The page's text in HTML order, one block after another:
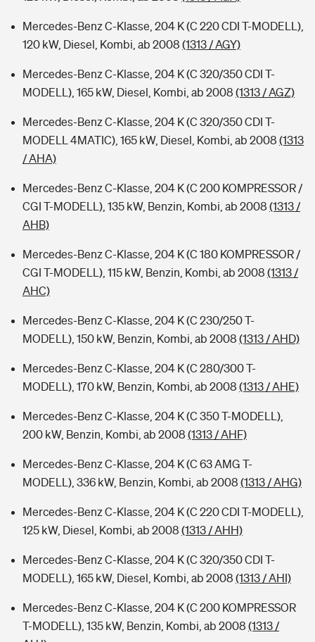
Mercedes-Benz C-Klasse, 204 K (C 220 CDI T-MODELL),
120 kW, Diesel, Kombi, ab 2008 (1313 / AGY)
Mercedes-Benz C-Klasse, 204 K (C 320/350 CDI T-
MODELL), 165 kW, Diesel, Kombi, ab 2008 (1313 / AGZ)
Mercedes-Benz C-Klasse, 204 K (C 320/350 CDI T-
MODELL 4MATIC), 165 kW, Diesel, Kombi, ab 2008 (1313
/ AHA)
Mercedes-Benz C-Klasse, 204 K (C 200 KOMPRESSOR /
CGI T-MODELL), 135 kW, Benzin, Kombi, ab 2008 (1313 /
AHB)
Mercedes-Benz C-Klasse, 204 K (C 180 KOMPRESSOR /
CGI T-MODELL), 115 kW, Benzin, Kombi, ab 2008 (1313 /
AHC)
Mercedes-Benz C-Klasse, 204 K (C 230/250 T-
MODELL), 150 kW, Benzin, Kombi, ab 2008 (1313 / AHD)
Mercedes-Benz C-Klasse, 204 K (C 280/300 T-
MODELL), 170 kW, Benzin, Kombi, ab 2008 (1313 / AHE)
Mercedes-Benz C-Klasse, 204 K (C 350 T-MODELL),
200 kW, Benzin, Kombi, ab 2008 (1313 / AHF)
Mercedes-Benz C-Klasse, 204 K (C 63 AMG T-
MODELL), 336 kW, Benzin, Kombi, ab 2008 (1313 / AHG)
Mercedes-Benz C-Klasse, 204 K (C 220 CDI T-MODELL),
125 kW, Diesel, Kombi, ab 2008 (1313 / AHH)
Mercedes-Benz C-Klasse, 204 K (C 320/350 CDI T-
MODELL), 165 kW, Diesel, Kombi, ab 2008 (1313 / AHI)
Mercedes-Benz C-Klasse, 204 K (C 200 KOMPRESSOR
T-MODELL), 135 kW, Benzin, Kombi, ab 2008 (1313 /